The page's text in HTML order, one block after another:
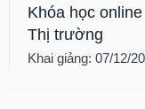
Khóa học
Thị trường
Khai giảng: 07/12/